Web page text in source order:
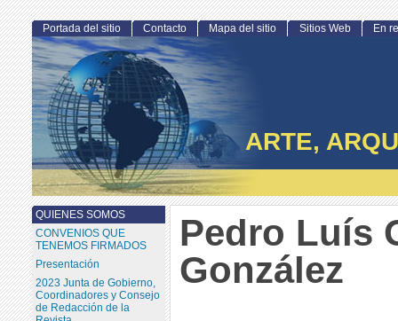
ARTE,
Pedro Luís
González
Portada del sitio Contacto Mapa del sitio Sitios Web En
QUIENES SOMOS
CONVENIOS QUE
TENEMOS FIRMADOS
Presentación
2023 Junta de Gobierno,
Coordinadores y Consejo
de Redacción de la